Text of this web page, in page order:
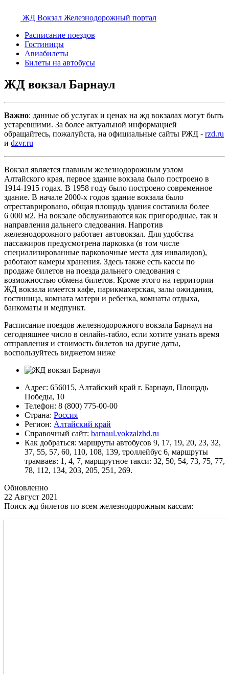
ЖД Вокзал Железнодорожный портал
Расписание поездов
Гостиницы
Авиабилеты
Билеты на автобусы
ЖД вокзал Барнаул
Важно: данные об услугах и ценах на жд вокзалах могут быть
устаревшими. За более актуальной информацией
обращайтесь, пожалуйста, на официальные сайты РЖД - rzd.ru
и dzvr.ru
Вокзал является главным железнодорожным узлом
Алтайского края, первое здание вокзала было построено в
1914-1915 годах. В 1958 году было построено современное
здание. В начале 2000-х годов здание вокзала было
отреставрировано, общая площадь здания составила более
6 000 м2. На вокзале обслуживаются как пригородные, так и
направления дальнего следования. Напротив
железнодорожного работает автовокзал. Для удобства
пассажиров предусмотрена парковка (в том числе
специализированные парковочные места для инвалидов),
работают камеры хранения. Здесь также есть кассы по
продаже билетов на поезда дальнего следования с
возможностью обмена билетов. Кроме этого на территории
ЖД вокзала имеется кафе, парикмахерская, залы ожидания,
гостиница, комната матери и ребенка, комнаты отдыха,
банкоматы и медпункт.
Расписание поездов железнодорожного вокзала Барнаул на
сегодняшнее число в онлайн-табло, если хотите узнать время
отправления и стоимость билетов на другие даты,
воспользуйтесь виджетом ниже
Адрес: 656015, Алтайский край г. Барнаул, Площадь
Победы, 10
Телефон: 8 (800) 775-00-00
Страна: Россия
Регион: Алтайский край
Справочный сайт: barnaul.vokzalzhd.ru
Как добраться: маршруты автобусов 9, 17, 19, 20, 23, 32,
37, 55, 57, 60, 110, 108, 139, троллейбус 6, маршруты
трамваев: 1, 4, 7, маршрутное такси: 32, 50, 54, 73, 75, 77,
78, 112, 134, 203, 205, 251, 269.
Обновленно
22 Август 2021
Поиск жд билетов по всем железнодорожным кассам: